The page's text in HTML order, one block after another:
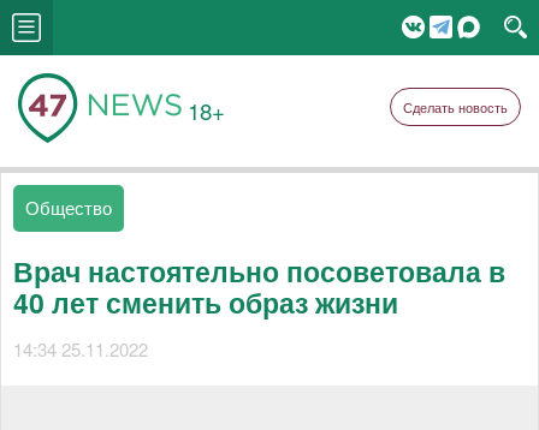
18+ Сделать новость
Общество
Врач настоятельно посоветовала в
40 лет сменить образ жизни
14:34 25.11.2022